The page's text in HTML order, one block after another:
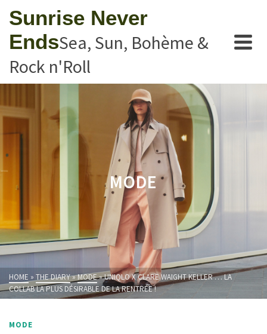
Sunrise Never
EndsSea, Sun, Bohème &
Rock n'Roll
MODE
HOME » THE DIARY»MODE»UNIQLO X CLARE WAIGHT KELLER … LA
COLLAB LA PLUS DÉSIRABLE DE LA RENTRÉE !
MODE